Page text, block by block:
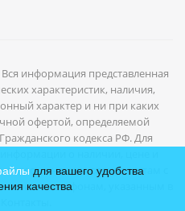
информация представленная
характеристик, наличия,
характер и ни при каких
офертой, определяемой
кодекса РФ. Для
к нашим специалистам с
по телефонам, указанным в
для вашего удобства
качества